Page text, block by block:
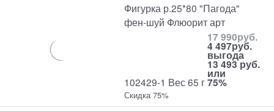
Фигурка р.25*80 "Пагода"
фен-шуй Флюорит арт
102429-1 Вес 65 г
17 990руб.
4 497руб.
выгода
13 493 руб.
или
75%
Скидка 75%